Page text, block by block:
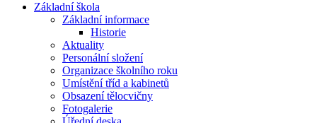
Základní škola
Základní informace
Historie
Aktuality
Personální složení
Organizace školního roku
Umístění tříd a kabinetů
Obsazení tělocvičny
Fotogalerie